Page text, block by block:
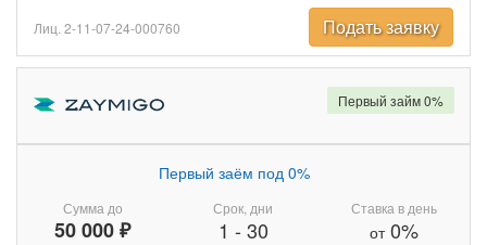
Лиц. 2-11-07-24-000760 Подать заявку
Сумма до
50 000 ₽
Первый заём под 0%
Срок, дни
1 - 30
Ставка в день
от0%
Первый займ 0%